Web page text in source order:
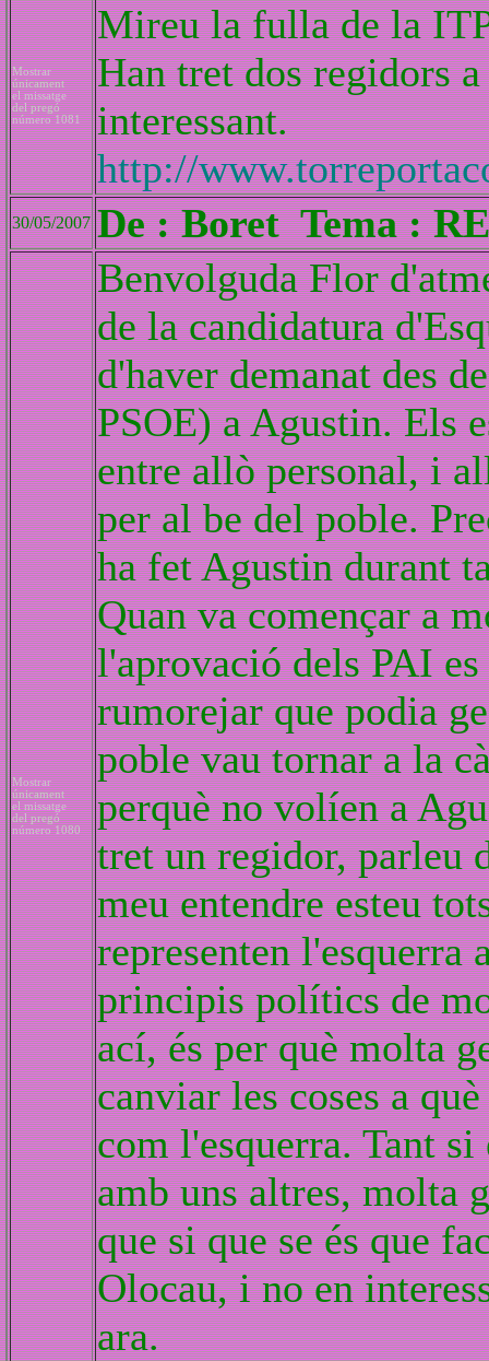
Mostrar
únicament
el missatge
del pregó
número 1081
Mireu la fulla de la
Han tret dos regidors
interessant.
http://
30/05/2007 De : Boret Tema :
Mostrar
únicament
el missatge
del pregó
número 1080
Benvolguda Flor
de la candidatura
d'haver demanat des
PSOE) a Agustin. Els
entre allò personal, i
per al be del poble.
ha fet Agustin durant
Quan va començar a
l'aprovació dels PAI
rumorejar que podia
poble vau tornar a la
perquè no volíen a
tret un regidor, parleu
meu entendre esteu
representen l'esquerra
principis polítics de
ací, és per què molta
canviar les coses a
com l'esquerra. Tant si
amb uns altres, molta
que si que se és que
Olocau, i no en
ara.